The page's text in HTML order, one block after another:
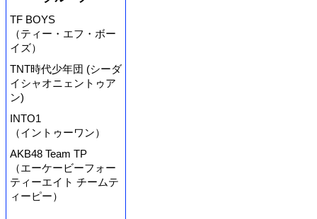
TF BOYS
（ティー・エフ・ボー
イズ）
TNT時代少年団 (シーダ
イシャオニェントゥア
ン)
INTO1
（イントゥーワン）
AKB48 Team TP
（エーケービーフォー
ティーエイト チームテ
ィーピー）